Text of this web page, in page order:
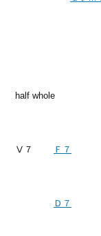
half whole
Ⅴ７ Ｆ７
Ｄ７